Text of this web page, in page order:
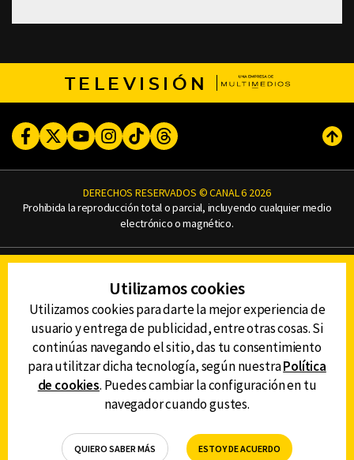
TELEVISIÓN
FacebookTwitterYoutubeInstagram
TikTokThreads
DERECHOS RESERVADOS © CANAL 6 2026
Prohibida la reproducción total o parcial, incluyendo cualquier medio
electrónico o magnético.
AVISO DE PRIVACIDAD
AVISO LEGAL
DEFENSORÍA DE LAS AUDIENCIAS
DESCARGA LA APP DE CANAL 6
Utilizamos cookies
Utilizamos cookies para darte la mejor experiencia de
usuario y entrega de publicidad, entre otras cosas. Si
continúas navegando el sitio, das tu consentimiento
para utilitzar dicha tecnología, según nuestraPolítica
de cookies. Puedes cambiar la configuración en tu
navegador cuando gustes.
QUIERO SABER MÁS ESTOY DE ACUERDO